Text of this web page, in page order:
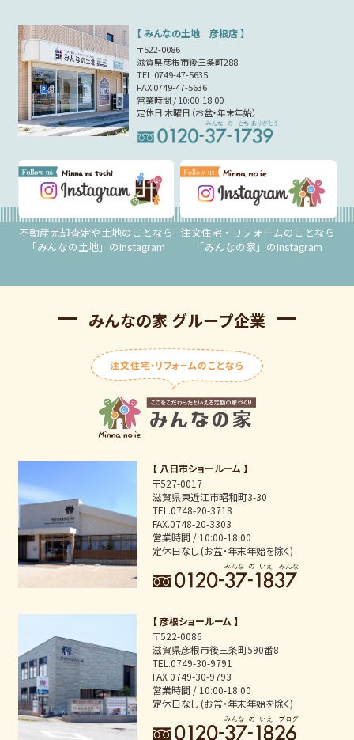
利用目的に第三者への提供を含むこと
第三者への提供の手段または方法
本人の求めに応じて個人情報の第三者への提供を停止するこ
と
前項の定めにかかわらず，次に掲げる場合は第三者には該当
しないものとします。
（1）当社が利用目的の達成に必要な範囲内において個人情報
の取扱いの全部または一部を委託する場合
（2）合併その他の事由による事業の承継に伴って個人情報が
提供される場合
（3）個人情報を特定の者との間で共同して利用する場合であ
って，その旨並びに共同して利用される個人情報の項目，共
同して利用する者の範囲，利用する者の利用目的および当該
個人情報の管理について責任を有する者の氏名または名称に
ついて，あらかじめ本人に通知し，または本人が容易に知り
得る状態に置いているとき
当社は，本人から個人情報の開示を求められたときは，本人
に対し，遅滞なくこれを開示します。ただし，開示すること
を開示しないこともあり，開示しない決定をした場合には，
その旨を遅滞なく通知します。なお，個人情報の開示に際し
ては，1件あたり1,000円の手数料を申し受けます。
（1）本人または第三者の生命，身体，財産その他の権利利益
を害するおそれがある場合
（2）当社の業務の適正な実施に著しい支障を及ぼすおそれが
前項の定めにかかわらず，履歴情報および特性情報などの個
人情報以外の情報については，原則として開示いたしませ
ん。
第6条（個人情報の訂正および削除）
ユーザーは，当社の保有する自己の個人情報が誤った情報で
ある場合には，当社が定める手続きにより，当社に対して個
当社は，ユーザーから前項の請求を受けてその請求に応じる
必要があると判断した場合には，遅滞なく，当該個人情報の
訂正または削除を行い，これをユーザーに通知します。
第7条（個人情報の利用停止など）
当社は，本人から，個人情報が，利用目的の範囲を超えて取
り扱われているという理由，または不正の手段により取得さ
【 みんなの土地 彦根店 】
〒522-0086
滋賀県彦根市後三条町288
TEL.0749-47-5635
FAX 0749-47-5636
営業時間 / 10:00-18:00
定休日 木曜日（お盆・年末年始）
不動産売却査定や土地のことなら
「みんなの土地」のInstagram
注文住宅・リフォームのことなら
「みんなの家」のInstagram
みんなの家 グループ企業
【 八日市ショールーム 】
〒527-0017
滋賀県東近江市昭和町3-30
TEL.0748-20-3718
FAX.0748-20-3303
営業時間 / 10:00-18:00
定休日なし (お盆・年末年始を除く)
【 彦根ショールーム 】
〒522-0086
滋賀県彦根市後三条町590番8
TEL.0749-30-9791
FAX 0749-30-9793
営業時間 / 10:00-18:00
定休日なし (お盆・年末年始を除く)